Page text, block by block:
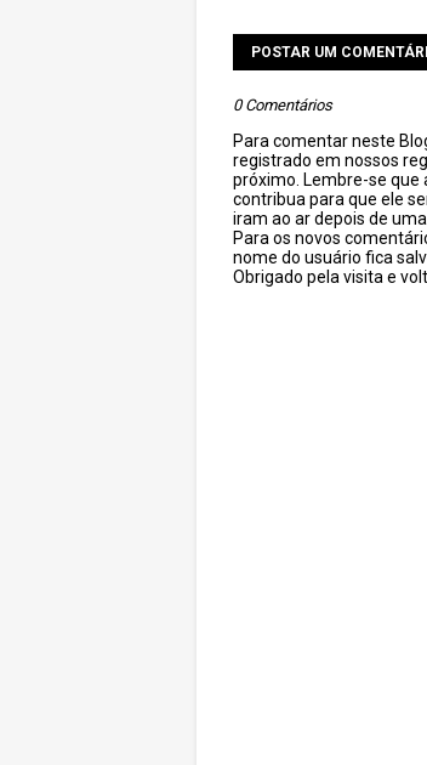
POSTAR UM
0 Comentários
Para comentar neste
registrado em nossos
próximo. Lembre-se que
contribua para que ele
iram ao ar depois de
Para os novos
nome do usuário fica
Obrigado pela visita e